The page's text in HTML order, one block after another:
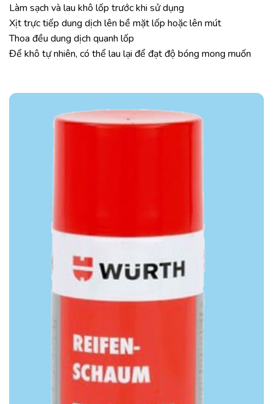
Làm sạch và lau khô lốp trước khi sử dụng
Xịt trực tiếp dung dịch lên bề mặt lốp hoặc lên mút
Thoa đều dung dịch quanh lốp
Để khô tự nhiên, có thể lau lại để đạt độ bóng mong muốn